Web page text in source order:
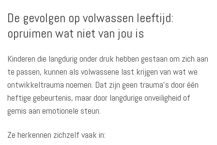
De gevolgen op volwassen leeftijd:
opruimen wat niet van jou is
Kinderen die langdurig onder druk hebben gestaan om zich aan
te passen, kunnen als volwassene last krijgen van wat we
ontwikkeltrauma noemen. Dat zijn geen trauma’s door één
heftige gebeurtenis, maar door langdurige onveiligheid of
gemis aan emotionele steun.
Ze herkennen zichzelf vaak in: